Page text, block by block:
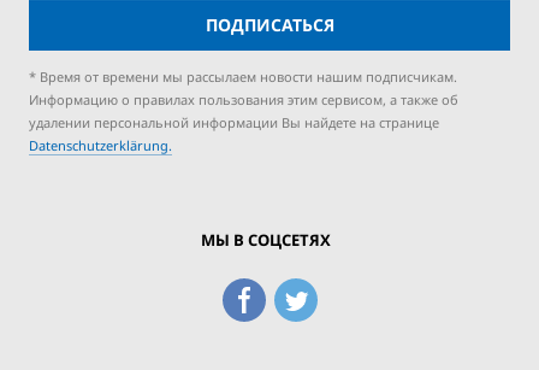
ПОДПИСАТЬСЯ
* Время от времени мы рассылаем новости нашим подписчикам.
Информацию о правилах пользования этим сервисом, а также об
удалении персональной информации Вы найдете на странице
Datenschutzerklärung.
МЫ В СОЦСЕТЯХ